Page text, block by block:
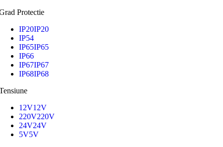
Protectie
IP20IP20
IP54
IP65IP65
IP66
IP67IP67
IP68IP68
12V12V
220V220V
24V24V
5V5V